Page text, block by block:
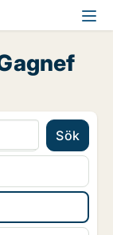
Sök